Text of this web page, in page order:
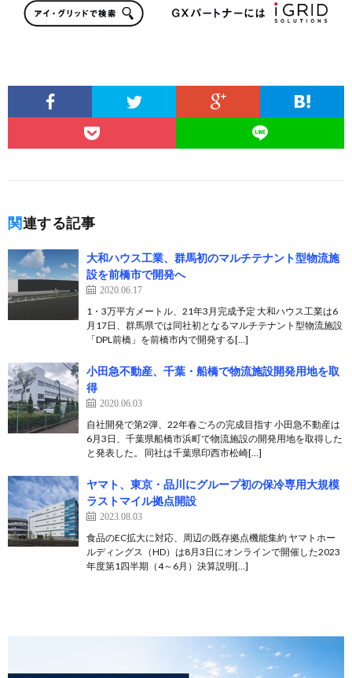
関連する記事
大和ハウス工業、群馬初のマルチテナント型物流施
設を前橋市で開発へ
2020.06.17
1・3万平方メートル、21年3月完成予定 大和ハウス工業は6
月17日、群馬県では同社初となるマルチテナント型物流施設
「DPL前橋」を前橋市内で開発する[…]
小田急不動産、千葉・船橋で物流施設開発用地を取
得
2020.06.03
自社開発で第2弾、22年春ごろの完成目指す 小田急不動産は
6月3日、千葉県船橋市浜町で物流施設の開発用地を取得した
と発表した。 同社は千葉県印西市松崎[…]
ヤマト、東京・品川にグループ初の保冷専用大規模
ラストマイル拠点開設
2023.08.03
食品のEC拡大に対応、周辺の既存拠点機能集約 ヤマトホー
ルディングス（HD）は8月3日にオンラインで開催した2023
年度第1四半期（4～6月）決算説明[…]